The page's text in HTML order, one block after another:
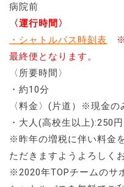
病院前
〈運行時間〉
・シャトルバス時刻表 ※
最終便となります。
〈所要時間〉
・約10分
〈料金〉(片道）※現金の
・大人(高校生以上):250
※昨年の増税に伴い料金
ただきますようよろしく
※2020年TOPチームのサ